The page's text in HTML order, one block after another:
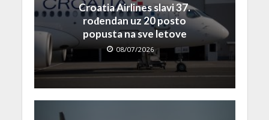
Croatia Airlines slavi 37.
rođendan uz 20 posto
popusta na sve letove
08/07/2026